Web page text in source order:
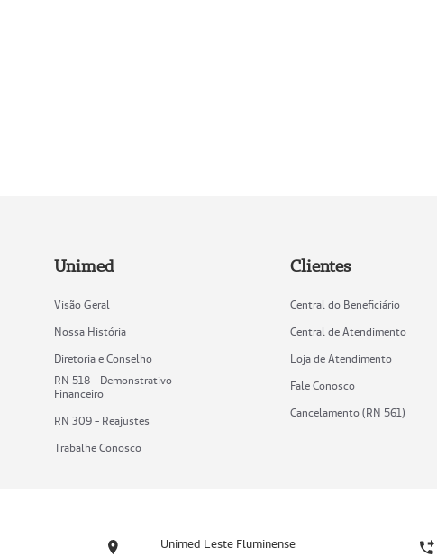
Unimed
Visão Geral
Nossa História
Diretoria e Conselho
RN 518 - Demonstrativo
Financeiro
RN 309 - Reajustes
Trabalhe Conosco
Clientes
Central do Beneficiário
Central de Atendimento
Loja de Atendimento
Fale Conosco
Cancelamento (RN 561)
Unimed Leste Fluminense